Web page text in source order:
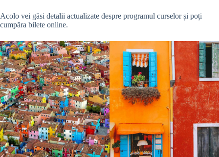
Acolo vei găsi detalii actualizate despre programul curselor și poți
cumpăra bilete online.